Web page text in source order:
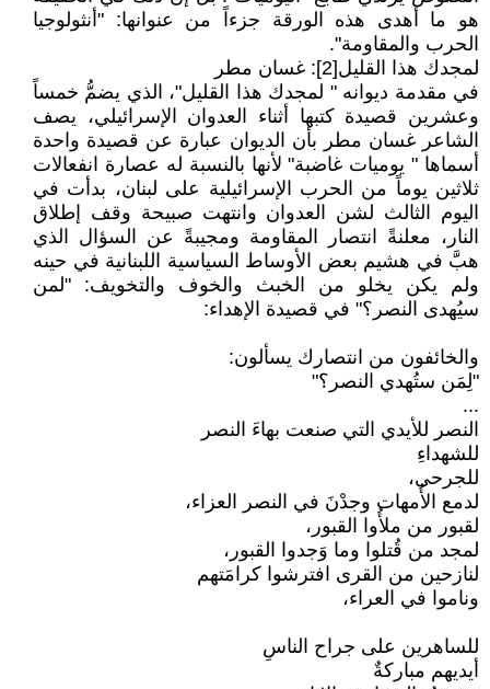
هو ما أهدى هذه الورقة جزءاً من عنوانها: "أنثولوجيا
الحرب والمقاومة".
لمجدك هذا القليل[2]: غسان مطر
في مقدمة ديوانه " لمجدك هذا القليل"، الذي يضمُّ خمساً
وعشرين قصيدة كتبها أثناء العدوان الإسرائيلي، يصف
الشاعر غسان مطر بأن الديوان عبارة عن قصيدة واحدة
أسماها " يوميات غاضبة" لأنها بالنسبة له عصارة انفعالات
ثلاثين يوماً من الحرب الإسرائيلية على لبنان، بدأت في
اليوم الثالث لشن العدوان وانتهت صبيحة وقف إطلاق
النار، معلنةً انتصار المقاومة ومجيبةً عن السؤال الذي
هبَّ في هشيم بعض الأوساط السياسية اللبنانية في حينه
ولم يكن يخلو من الخبث والخوف والتخويف: "لمن
سيُهدى النصر؟" في قصيدة الإهداء:
والخائفون من انتصارك يسألون:
"لِمَن ستُهدي النصر؟"
...
النصر للأيدي التي صنعت بهاءَ النصر
للشهداءِ
للجرحى،
لدمع الأُمهات وجدْنَ في النصر العزاء،
لقبور من ملأُوا القبور،
لمجد من قُتلوا وما وَجدوا القبور،
لنازحين من القرى افترشوا كرامَتهم
وناموا في العراء،
للساهرين على جراح الناسِ
أيديهم مباركةٌ